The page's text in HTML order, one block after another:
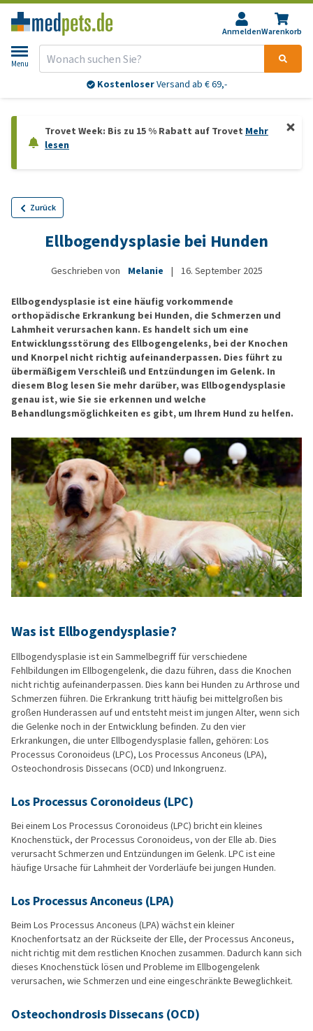
AnmeldenWarenkorb
Menu
KostenloserVersand ab € 69,-
Trovet Week: Bis zu 15 % Rabatt auf Trovet Mehr
lesen
Zurück
Ellbogendysplasie bei Hunden
Geschrieben von Melanie | 16. September 2025
Ellbogendysplasie ist eine häufig vorkommende
orthopädische Erkrankung bei Hunden, die Schmerzen und
Lahmheit verursachen kann. Es handelt sich um eine
Entwicklungsstörung des Ellbogengelenks, bei der Knochen
und Knorpel nicht richtig aufeinanderpassen. Dies führt zu
übermäßigem Verschleiß und Entzündungen im Gelenk. In
diesem Blog lesen Sie mehr darüber, was Ellbogendysplasie
genau ist, wie Sie sie erkennen und welche
Behandlungsmöglichkeiten es gibt, um Ihrem Hund zu helfen.
Was ist Ellbogendysplasie?
Ellbogendysplasie ist ein Sammelbegriff für verschiedene
Fehlbildungen im Ellbogengelenk, die dazu führen, dass die Knochen
nicht richtig aufeinanderpassen. Dies kann bei Hunden zu Arthrose und
Schmerzen führen. Die Erkrankung tritt häufig bei mittelgroßen bis
großen Hunderassen auf und entsteht meist im jungen Alter, wenn sich
die Gelenke noch in der Entwicklung befinden. Zu den vier
Erkrankungen, die unter Ellbogendysplasie fallen, gehören: Los
Processus Coronoideus (LPC), Los Processus Anconeus (LPA),
Osteochondrosis Dissecans (OCD) und Inkongruenz.
Los Processus Coronoideus (LPC)
Bei einem Los Processus Coronoideus (LPC) bricht ein kleines
Knochenstück, der Processus Coronoideus, von der Elle ab. Dies
verursacht Schmerzen und Entzündungen im Gelenk. LPC ist eine
häufige Ursache für Lahmheit der Vorderläufe bei jungen Hunden.
Los Processus Anconeus (LPA)
Beim Los Processus Anconeus (LPA) wächst ein kleiner
Knochenfortsatz an der Rückseite der Elle, der Processus Anconeus,
nicht richtig mit dem restlichen Knochen zusammen. Dadurch kann sich
dieses Knochenstück lösen und Probleme im Ellbogengelenk
verursachen, wie Schmerzen und eine eingeschränkte Beweglichkeit.
Osteochondrosis Dissecans (OCD)